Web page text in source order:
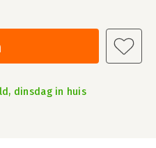
dinsdag in huis